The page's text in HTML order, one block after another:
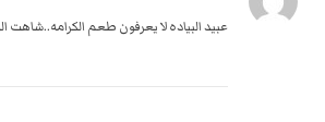
عبيد البياده لا يعرفون طعم الكرامه..شاهت